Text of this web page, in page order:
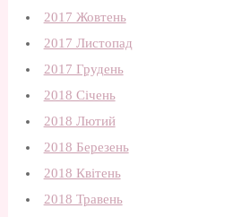
2017 Жовтень
2017 Листопад
2017 Грудень
2018 Січень
2018 Лютий
2018 Березень
2018 Квітень
2018 Травень